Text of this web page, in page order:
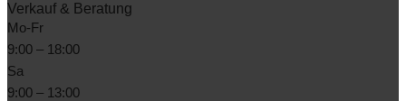
Verkauf & Beratung
Mo-Fr
9:00 – 18:00
Sa
9:00 – 13:00